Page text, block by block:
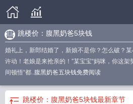
跳楼价：腹黑奶爸5块钱
婚礼上，新郎结婚了，新娘不是你？怎么破？
许动！老娘是来抢亲的！”某宝宝“妈咪，你这
间顿悟“都..腹黑奶爸五块钱免费阅读
跳楼价：腹黑奶爸5块钱最新章节